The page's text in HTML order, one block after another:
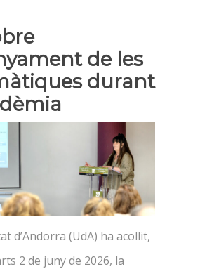
de les
durant
d’Andorra (UdA) ha acollit,
2 de juny de 2026, la